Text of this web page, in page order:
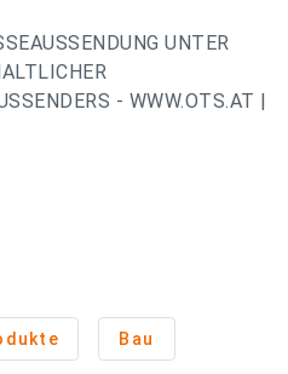
UNTER
- WWW.OTS.AT |
Bau